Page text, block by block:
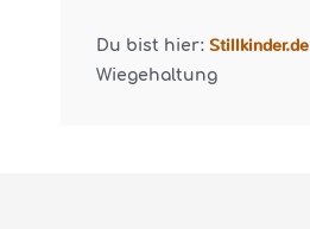
Du bist hier:Stillkinder.de
Wiegehaltung